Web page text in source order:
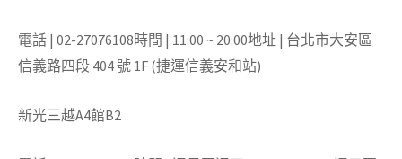
電話 | 02-27076108時間 | 11:00 ~ 20:00地址 | 台北市大安區
信義路四段 404 號 1F (捷運信義安和站)
新光三越A4館B2